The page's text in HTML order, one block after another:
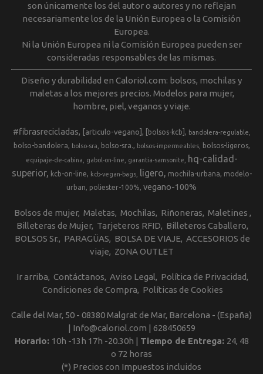
son únicamente los del autor o autores y no reflejan
necesariamente los de la Unión Europea o la Comisión
Europea.
Ni la Unión Europea ni la Comisión Europea pueden ser
consideradas responsables de las mismas.
Diseño y durabilidad en Caloriol.com: bolsos, mochilas y
maletas a los mejores precios. Modelos para mujer,
hombre, piel, veganos y viaje.
#fibrasrecicladas [articulo-vegano] [bolsos-kcb] bandolera-regulable
bolso-bandolera bolso-sra bolso-sra. bolsos-impermeables bolsos-ligeros
equipaje-de-cabina gabol-on-line garantia-samsonite
hq-calidad-
superior
kcb-on-line kcb-vegan-bags ligero mochila-urbana
modelo-
urban
poliester-100% vegano-100%
Bolsos de mujer Maletas Mochilas Riñoneras Maletines
Billeteras de Mujer Tarjeteros RFID
Billeteros Caballero
BOLSOS Sr.
PARAGÜAS BOLSA DE VIAJE ACCESORIOS de
viaje
ZONA OUTLET
Ir arriba Contáctanos Aviso Legal
Política de Privacidad
Condiciones de Compra
Políticas de Cookies
Calle del Mar, 50 - 08380 Malgrat de Mar, Barcelona - (España)
| Info@caloriol.com | 628450659
Horario: 10h -13h 17h -20.30h | Tiempo de Entrega: 24, 48
o 72 horas
(*) Precios con Impuestos incluidos